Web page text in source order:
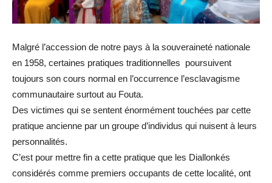
Malgré l’accession de notre pays à la souveraineté nationale
en 1958, certaines pratiques traditionnelles poursuivent
toujours son cours normal en l’occurrence l’esclavagisme
communautaire surtout au Fouta.
Des victimes qui se sentent énormément touchées par cette
pratique ancienne par un groupe d’individus qui nuisent à leurs
personnalités.
C’est pour mettre fin a cette pratique que les Diallonkés
considérés comme premiers occupants de cette localité, ont